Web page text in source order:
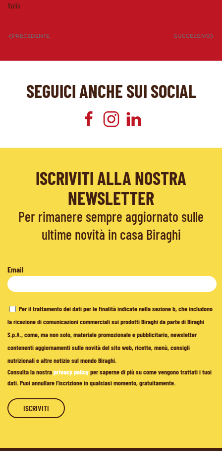
Italia
PRECEDENTE SUCCESSIVO
SEGUICI ANCHE SUI SOCIAL
ISCRIVITI ALLA NOSTRA
NEWSLETTER
Per rimanere sempre aggiornato sulle
ultime novità in casa Biraghi
Email
Per il trattamento dei dati per le finalità indicate nella sezione b, che includono
la ricezione di comunicazioni commerciali sui prodotti Biraghi da parte di Biraghi
S.p.A., come, ma non solo, materiale promozionale e pubblicitario, newsletter
contenenti aggiornamenti sulle novità del sito web, ricette, menù, consigli
nutrizionali e altre notizie sul mondo Biraghi.
Consulta la nostraprivacy policyper saperne di più su come vengono trattati i tuoi
dati. Puoi annullare l'iscrizione in qualsiasi momento, gratuitamente.